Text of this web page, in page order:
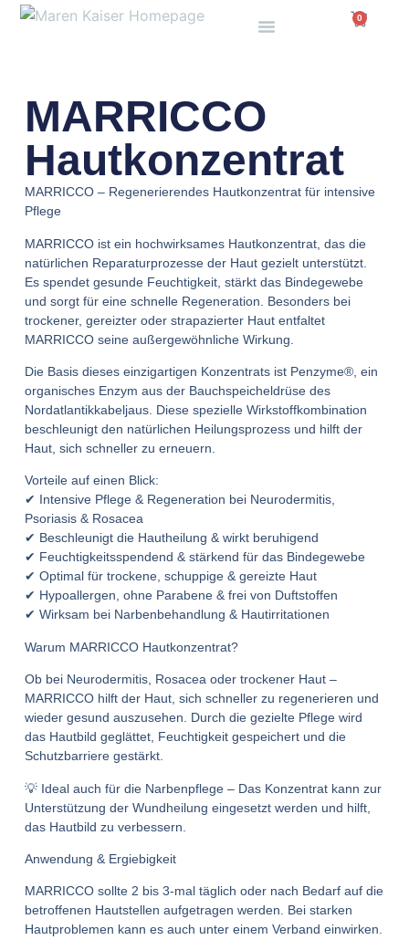
0
MARRICCO
Hautkonzentrat
MARRICCO – Regenerierendes Hautkonzentrat für intensive
Pflege
MARRICCO ist ein hochwirksames Hautkonzentrat, das die
natürlichen Reparaturprozesse der Haut gezielt unterstützt.
Es spendet gesunde Feuchtigkeit, stärkt das Bindegewebe
und sorgt für eine schnelle Regeneration. Besonders bei
trockener, gereizter oder strapazierter Haut entfaltet
MARRICCO seine außergewöhnliche Wirkung.
Die Basis dieses einzigartigen Konzentrats ist Penzyme®, ein
organisches Enzym aus der Bauchspeicheldrüse des
Nordatlantikkabeljaus. Diese spezielle Wirkstoffkombination
beschleunigt den natürlichen Heilungsprozess und hilft der
Haut, sich schneller zu erneuern.
Vorteile auf einen Blick:
✔ Intensive Pflege & Regeneration bei Neurodermitis,
Psoriasis & Rosacea
✔ Beschleunigt die Hautheilung & wirkt beruhigend
✔ Feuchtigkeitsspendend & stärkend für das Bindegewebe
✔ Optimal für trockene, schuppige & gereizte Haut
✔ Hypoallergen, ohne Parabene & frei von Duftstoffen
✔ Wirksam bei Narbenbehandlung & Hautirritationen
Warum MARRICCO Hautkonzentrat?
Ob bei Neurodermitis, Rosacea oder trockener Haut –
MARRICCO hilft der Haut, sich schneller zu regenerieren und
wieder gesund auszusehen. Durch die gezielte Pflege wird
das Hautbild geglättet, Feuchtigkeit gespeichert und die
Schutzbarriere gestärkt.
💡 Ideal auch für die Narbenpflege – Das Konzentrat kann zur
Unterstützung der Wundheilung eingesetzt werden und hilft,
das Hautbild zu verbessern.
Anwendung & Ergiebigkeit
MARRICCO sollte 2 bis 3-mal täglich oder nach Bedarf auf die
betroffenen Hautstellen aufgetragen werden. Bei starken
Hautproblemen kann es auch unter einem Verband einwirken.